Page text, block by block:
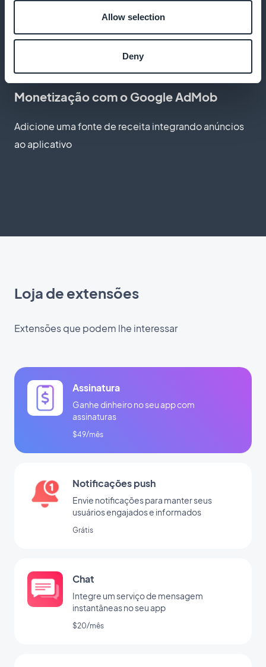
Allow selection
Deny
Oferecer acesso aos cursos mesmo sem uma
conexão com a Internet
Monetização com o Google AdMob
Adicione uma fonte de receita integrando anúncios
ao aplicativo
Loja de extensões
Extensões que podem lhe interessar
Assinatura
Ganhe dinheiro no seu app com
assinaturas
$49/mês
Notificações push
Envie notificações para manter seus
usuários engajados e informados
Grátis
Chat
Integre um serviço de mensagem
instantâneas no seu app
$20/mês